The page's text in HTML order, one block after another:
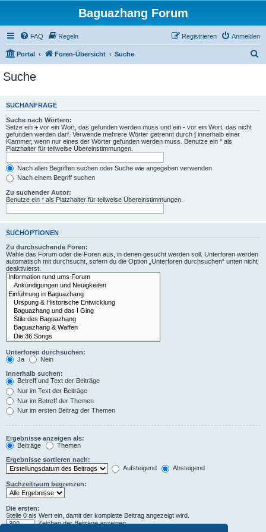
Baguazhang Forum
FAQ Regeln Anmelden
Registrieren
Portal Foren-Übersicht Suche
e
Suche
SUCHANFRAGE
Suche nach Wörtern:
Setze ein + vor ein Wort, das gefunden werden muss und ein - vor ein Wort, das nicht
gefunden werden darf. Verwende mehrere Wörter getrennt durch | innerhalb einer
Klammer, wenn nur eines der Wörter gefunden werden muss. Benutze ein * als
Platzhalter für teilweise Übereinstimmungen.
Nach allen Begriffen suchen oder Suche wie angegeben verwenden
Nach einem Begriff suchen
Zu suchender Autor:
Benutze ein * als Platzhalter für teilweise Übereinstimmungen.
SUCHOPTIONEN
Zu durchsuchende Foren:
Wähle das Forum oder die Foren aus, in denen gesucht werden soll. Unterforen werden
automatisch mit durchsucht, sofern du die Option „Unterforen durchsuchen“ unten nicht
deaktivierst.
Unterforen durchsuchen:
Ja
Nein
Innerhalb suchen:
Betreff und Text der Beiträge
Nur im Text der Beiträge
Nur im Betreff der Themen
Nur im ersten Beitrag der Themen
Ergebnisse anzeigen als:
Beiträge
Themen
Ergebnisse sortieren nach:
Aufsteigend
Absteigend
Suchzeitraum begrenzen:
Die ersten:
Stelle 0 als Wert ein, damit der komplette Beitrag angezeigt wird.
Zeichen der Beiträge anzeigen